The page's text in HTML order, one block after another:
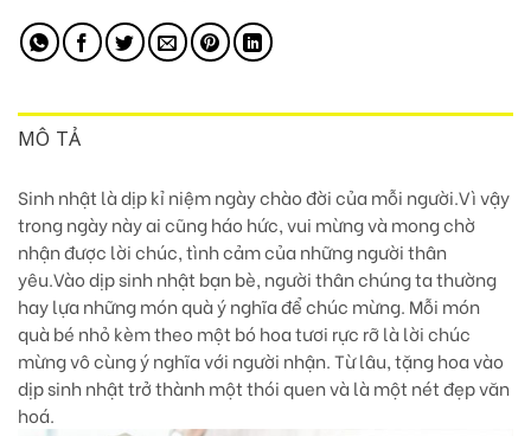
MÔ TẢ
Sinh nhật là dịp kỉ niệm ngày chào đời của mỗi người.Vì vậy
trong ngày này ai cũng háo hức, vui mừng và mong chờ
nhận được lời chúc, tình cảm của những người thân
yêu.Vào dịp sinh nhật bạn bè, người thân chúng ta thường
hay lựa những món quà ý nghĩa để chúc mừng. Mỗi món
quà bé nhỏ kèm theo một bó hoa tươi rực rỡ là lời chúc
mừng vô cùng ý nghĩa với người nhận. Từ lâu, tặng hoa vào
dịp sinh nhật trở thành một thói quen và là một nét đẹp văn
hoá.